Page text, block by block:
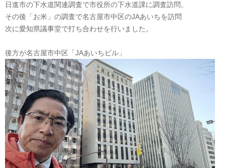
日進市の下水道関連調査で市役所の下水道課に調査訪問。
その後「お米」の調査で名古屋市中区のJAあいちを訪問
次に愛知県議事堂で打ち合わせを行いました。
後方が名古屋市中区「JAあいちビル」